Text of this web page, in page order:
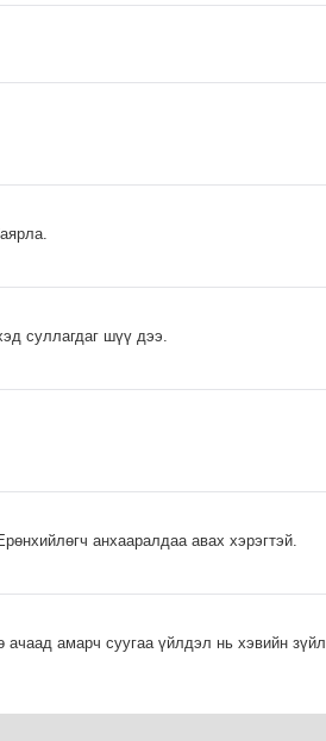
суллагдаг шүү дээ.
анхааралдаа авах хэрэгтэй.
ачаад амарч суугаа үйлдэл нь хэвийн зүйл